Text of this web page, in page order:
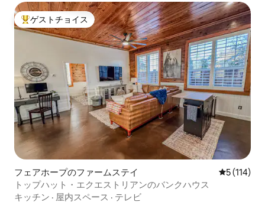
大好評のゲストチョイスです。
ゲストチョイス
フェアホープのファームステイ レビュー
5 (114)
トップハット・エクエストリアンのバンクハウス
キッチン · 屋内スペース · テレビ